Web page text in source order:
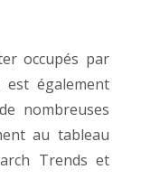
occupés par
est également
nombreuses
au tableau
Trends et